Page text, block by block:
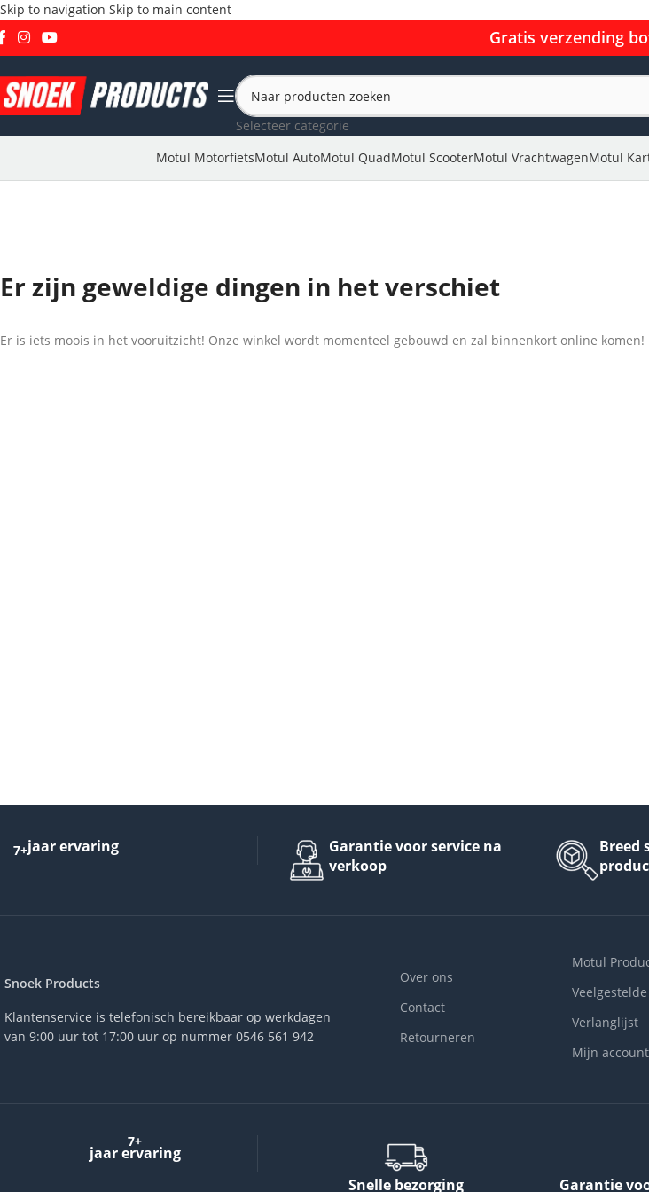
Skip to navigation Skip to main content
Gratis verzending
Selecteer categorie
Motul MotorfietsMotul AutoMotul QuadMotul ScooterMotul VrachtwagenMotul
Er zijn geweldige dingen in het verschiet
Er is iets moois in het vooruitzicht! Onze winkel wordt momenteel gebouwd en zal binnenkort online komen!
7+jaar ervaring
Garantie voor service na
verkoop
Breed
Snoek Products
Klantenservice is telefonisch bereikbaar op werkdagen
van 9:00 uur tot 17:00 uur op nummer 0546 561 942
Over ons
Contact
Retourneren
Motul
Verlanglijst
Mijn account
7+
jaar ervaring
Snelle bezorging
Garantie